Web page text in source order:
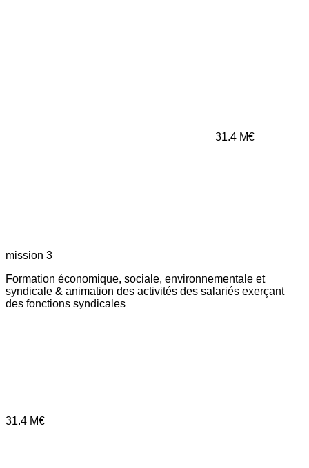
31.4 M€
mission 3
Formation économique, sociale, environnementale et
syndicale & animation des activités des salariés exerçant
des fonctions syndicales
31.4 M€